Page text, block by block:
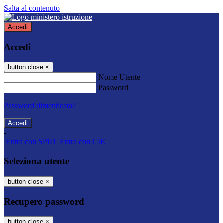
Salta al contenuto
Accedi
Accedi
button close ×
Nome Utente
Password
Password dimenticata?
-
Entra con SPID Entra con CIE
Seleziona utente
button close ×
Recupero password
button close ×